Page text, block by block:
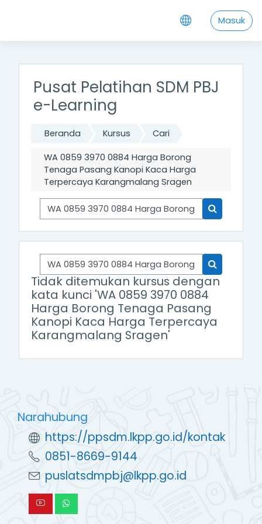
Masuk
Pusat Pelatihan SDM PBJ
e-Learning
Beranda Kursus Cari
WA 0859 3970 0884 Harga Borong
Tenaga Pasang Kanopi Kaca Harga
Terpercaya Karangmalang Sragen
Cari Pelatihan
Cari
Cari Pelatihan
Cari
Tidak ditemukan kursus dengan
kata kunci 'WA 0859 3970 0884
Harga Borong Tenaga Pasang
Kanopi Kaca Harga Terpercaya
Karangmalang Sragen'
https://ppsdm.lkpp.go.id/kontak
0851-8669-9144
puslatsdmpbj@lkpp.go.id